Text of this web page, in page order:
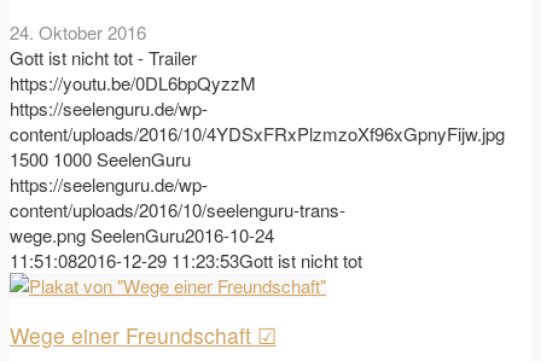
24. Oktober 2016
Gott ist nicht tot - Trailer
https://youtu.be/0DL6bpQyzzM
https://seelenguru.de/wp-
content/uploads/2016/10/4YDSxFRxPlzmzoXf96xGpnyFijw.jpg
1500 1000SeelenGuru
https://seelenguru.de/wp-
content/uploads/2016/10/seelenguru-trans-
wege.pngSeelenGuru2016-10-24
11:51:082016-12-29 11:23:53Gott ist nicht tot
Wege einer Freundschaft ☑